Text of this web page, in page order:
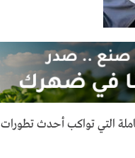
التي تواكب أحدث تطورات